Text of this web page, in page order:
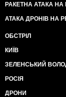
РАКЕТНА АТАКА НА
АТАКА ДРОНІВ НА
ОБСТРІЛ
КИЇВ
ЗЕЛЕНСЬКИЙ
РОСІЯ
ДРОНИ